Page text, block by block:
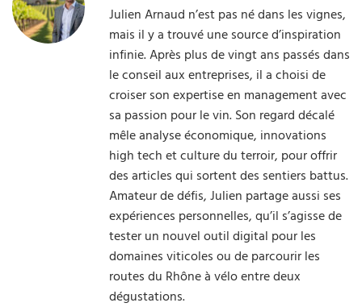
Julien Arnaud n’est pas né dans les vignes,
mais il y a trouvé une source d’inspiration
infinie. Après plus de vingt ans passés dans
le conseil aux entreprises, il a choisi de
croiser son expertise en management avec
sa passion pour le vin. Son regard décalé
mêle analyse économique, innovations
high tech et culture du terroir, pour offrir
des articles qui sortent des sentiers battus.
Amateur de défis, Julien partage aussi ses
expériences personnelles, qu’il s’agisse de
tester un nouvel outil digital pour les
domaines viticoles ou de parcourir les
routes du Rhône à vélo entre deux
dégustations.